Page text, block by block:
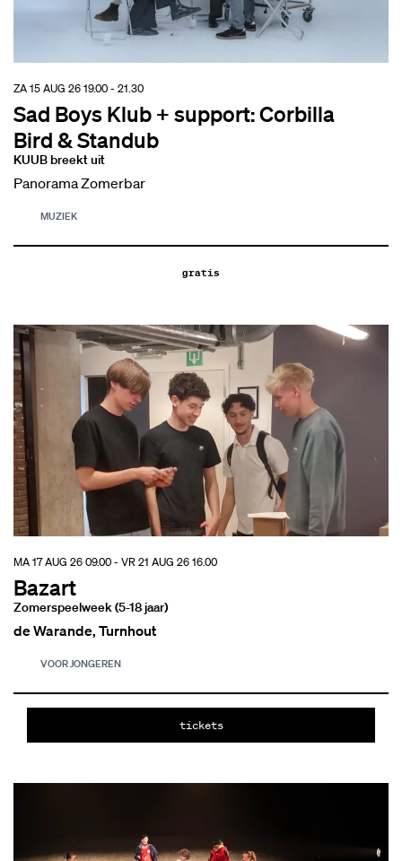
Sad Boys Klub + support: Corbilla
Bird & Standub
KUUB breekt uit
ZA 15 AUG 2619.00 - 21.30
Panorama Zomerbar
MUZIEK
gratis
Bazart
Zomerspeelweek (5-18 jaar)
MA 17 AUG 2609.00- VR 21 AUG 2616.00
de Warande, Turnhout
VOOR JONGEREN
tickets